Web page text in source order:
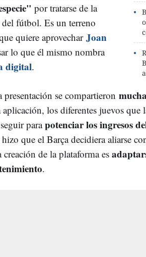
por tratarse de la
fútbol. Es un terreno
quiere aprovechar Joan
lo que él mismo nombra
digital.
presentación se compartieron
los diferentes juevos que
parapotenciar los ingresos
que el Barça decidiera aliarse
de la plataforma es
.